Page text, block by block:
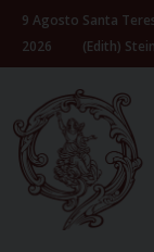
Skip
content
9 Agosto
2026
Santa
(Edith)